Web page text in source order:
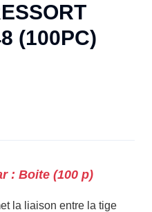
(100PC)
: Boite (100 p)
la liaison entre la tige